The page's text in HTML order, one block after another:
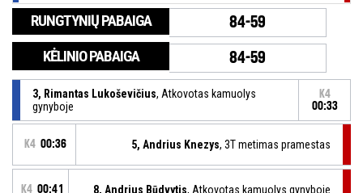
RUNGTYNIŲ PABAIGA 84-59
KĖLINIO PABAIGA 84-59
3, Rimantas Lukoševičius, Atkovotas kamuolys
gynyboje
K4
00:33
K4 00:36 5, Andrius Knezys, 3T metimas pramestas
K4 00:41 8, Andrius Būdvytis, Atkovotas kamuolys gynyboje